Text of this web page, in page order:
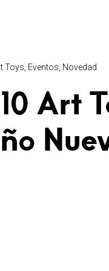
Toys Eventos Novedad
Art